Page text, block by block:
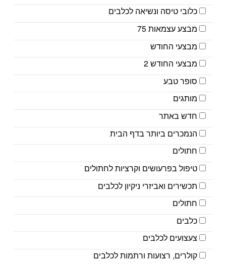
כלובי טיסה ונשיאה לכלבים
מבצע עצמאות 75
מבצעי החודש
מבצעי החודש 2
סופר טבע
מותגים
חדש באתר
הנמכרים ביותר בדף הבית
חתולים
טיפול בפרעושים וקרציות לחתולים
תכשירים ואביזרי ניקיון לכלבים
חתולים
כלבים
צעצועים לכלבים
קולרים, רצועות ורתמות לכלבים